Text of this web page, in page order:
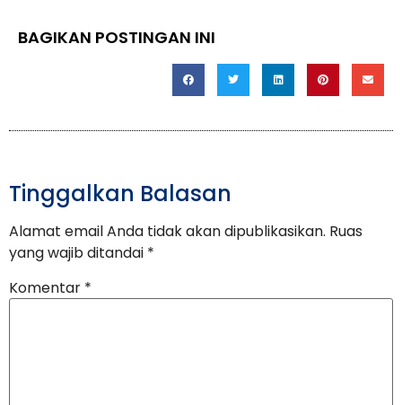
BAGIKAN POSTINGAN INI
Tinggalkan Balasan
Alamat email Anda tidak akan dipublikasikan. Ruas
yang wajib ditandai *
Komentar *